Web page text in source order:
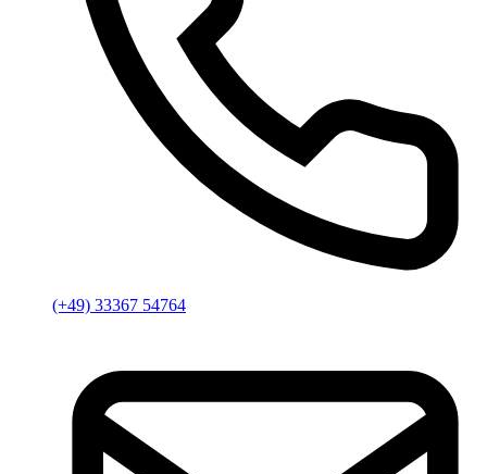
(+49) 33367 54764